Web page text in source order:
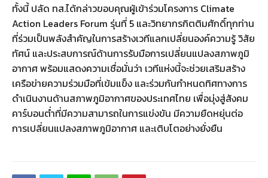
ทั้งนี้ ปลัด ทส.ได้กล่าวขอบคุณผู้เข้าร่วมโครงการ Climate
Action Leaders Forum รุ่นที่ 5 และวิทยากรกิตติมศักดิ์ทุกท่าน
ที่ร่วมเป็นพลังสำคัญในการสร้างเวทีแลกเปลี่ยนองค์ความรู้ วิสัย
ทัศน์ และประสบการณ์ด้านการรับมือการเปลี่ยนแปลงสภาพภูมิ
อากาศ พร้อมแสดงความเชื่อมั่นว่า เวทีแห่งนี้จะช่วยเสริมสร้าง
เครือข่ายความร่วมมือที่เข้มแข็ง และร่วมกันกำหนดทิศทางการ
ดำเนินงานด้านสภาพภูมิอากาศของประเทศไทย เพื่อมุ่งสู่สังคม
คาร์บอนต่ำที่มีความสามารถในการแข่งขัน มีความยืดหยุ่นต่อ
การเปลี่ยนแปลงสภาพภูมิอากาศ และเติบโตอย่างยั่งยืน